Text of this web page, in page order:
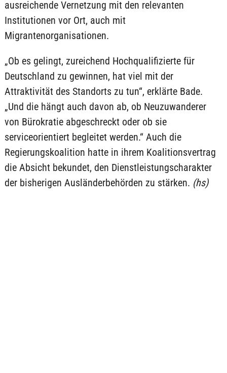
ausreichende Vernetzung mit den relevanten
Institutionen vor Ort, auch mit
Migrantenorganisationen.
„Ob es gelingt, zureichend Hochqualifizierte für
Deutschland zu gewinnen, hat viel mit der
Attraktivität des Standorts zu tun“, erklärte Bade.
„Und die hängt auch davon ab, ob Neuzuwanderer
von Bürokratie abgeschreckt oder ob sie
serviceorientiert begleitet werden.“ Auch die
Regierungskoalition hatte in ihrem Koalitionsvertrag
die Absicht bekundet, den Dienstleistungscharakter
der bisherigen Ausländerbehörden zu stärken. (hs)